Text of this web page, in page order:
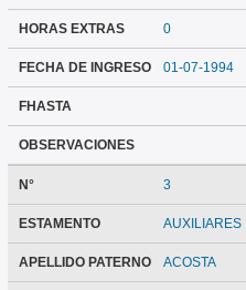
HORAS EXTRAS 0
FECHA DE INGRESO 01-07-1994
FHASTA
OBSERVACIONES
N° 3
ESTAMENTO AUXILIARES
APELLIDO PATERNO ACOSTA